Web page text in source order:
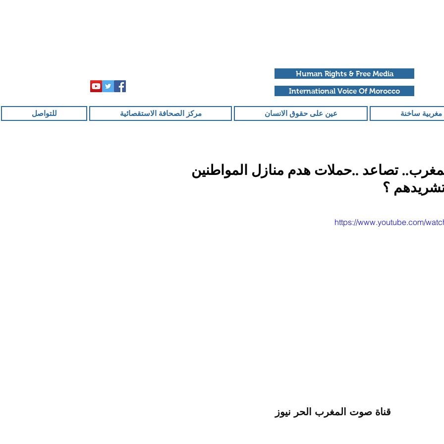
Human Rights & Free Media
International Voice Of Morocco
ساخنة عين على حقوق الانسان مركز الصحافة الاستقصائية للتواصل
تصاعد ..حملات هدم منازل المواطنين
؟
من أصل 5 نجوم.
https://www.youtube.com/
قناة صوت المغرب الحر نيوز